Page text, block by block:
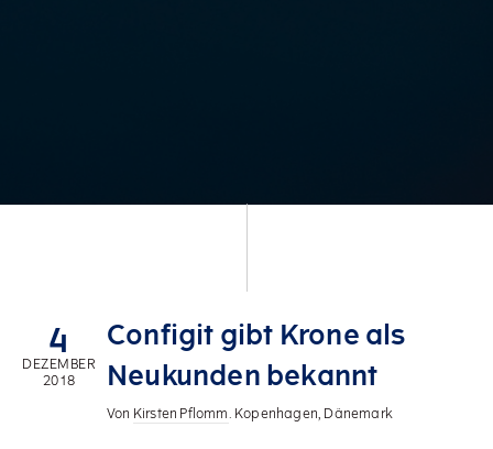
4
DEZEMBER
2018
Configit gibt Krone als
Neukunden bekannt
Von Kirsten Pflomm. Kopenhagen, Dänemark